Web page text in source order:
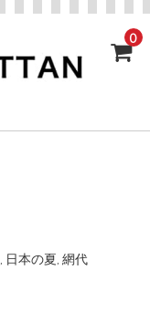
0
, 日本の夏, 網代